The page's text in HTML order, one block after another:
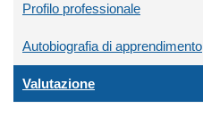
Profilo professionale
Autobiografia di apprendimento
Valutazione